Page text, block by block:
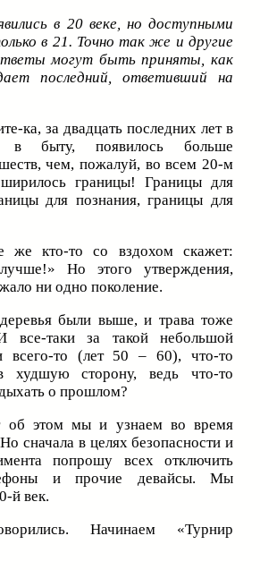
в 20 веке, но доступными
в 21. Точно так же и другие
могут быть приняты, как
последний, ответивший на
ка, за двадцать последних лет в
быту, появилось больше
чем, пожалуй, во всем 20-м
границы! Границы для
для познания, границы для
кто-то со вздохом скажет:
Но этого утверждения,
ни одно поколение.
были выше, и трава тоже
все-таки за такой небольшой
всего-то (лет 50 – 60), что-то
худшую сторону, ведь что-то
о прошлом?
этом мы и узнаем во время
сначала в целях безопасности и
попрошу всех отключить
и прочие девайсы. Мы
й век.
Начинаем «Турнир